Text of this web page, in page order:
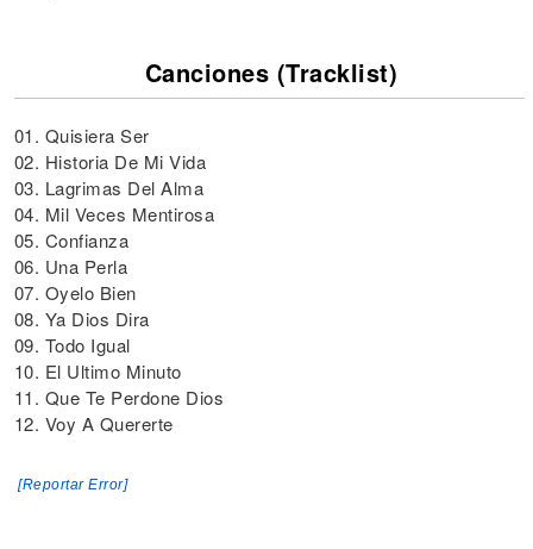
Canciones (Tracklist)
01. Quisiera Ser
02. Historia De Mi Vida
03. Lagrimas Del Alma
04. Mil Veces Mentirosa
05. Confianza
06. Una Perla
07. Oyelo Bien
08. Ya Dios Dira
09. Todo Igual
10. El Ultimo Minuto
11. Que Te Perdone Dios
12. Voy A Quererte
[Reportar Error]